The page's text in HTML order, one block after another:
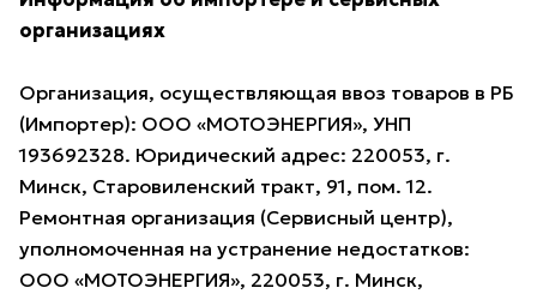
организациях
Организация, осуществляющая ввоз товаров в РБ
(Импортер): ООО «МОТОЭНЕРГИЯ», УНП
193692328. Юридический адрес: 220053, г.
Минск, Старовиленский тракт, 91, пом. 12.
Ремонтная организация (Сервисный центр),
уполномоченная на устранение недостатков:
ООО «МОТОЭНЕРГИЯ», 220053, г. Минск,